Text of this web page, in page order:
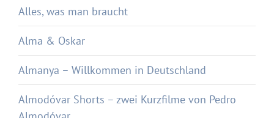
Alles, was man braucht
Alma & Oskar
Almanya – Willkommen in Deutschland
Almodóvar Shorts – zwei Kurzfilme von Pedro